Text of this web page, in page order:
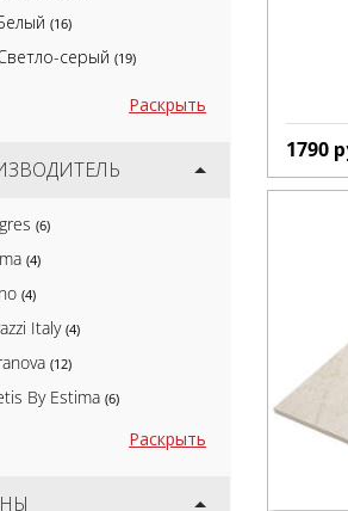
(16)
серый (19)
Раскрыть
(6)
(4)
(4)
Italy(4)
(12)
By Estima (6)
Раскрыть
1790